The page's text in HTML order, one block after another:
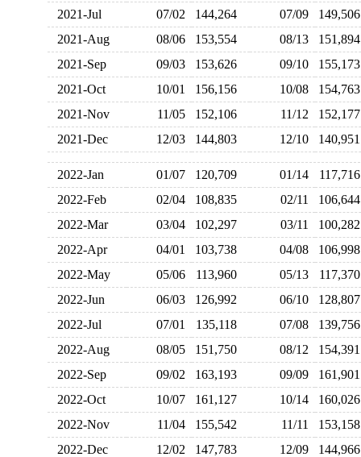
2021-Jul
07/02 144,264 07/09
2021-Aug
08/06 153,554 08/13
2021-Sep
09/03 153,626 09/10
2021-Oct
10/01 156,156 10/08
2021-Nov
11/05 152,106 11/12
2021-Dec
12/03 144,803 12/10
2022-Jan 01/07 120,709 01/14
2022-Feb
02/04 108,835 02/11
2022-Mar
03/04 102,297 03/11
2022-Apr
04/01 103,738 04/08
2022-May
05/06 113,960 05/13
2022-Jun
06/03 126,992 06/10
2022-Jul
07/01 135,118 07/08
2022-Aug
08/05 151,750 08/12
2022-Sep
09/02 163,193 09/09
2022-Oct
10/07 161,127 10/14
2022-Nov
11/04 155,542 11/11
2022-Dec
12/02 147,783 12/09